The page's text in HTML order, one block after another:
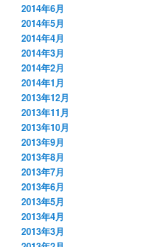
2014年6月
2014年5月
2014年4月
2014年3月
2014年2月
2014年1月
2013年12月
2013年11月
2013年10月
2013年9月
2013年8月
2013年7月
2013年6月
2013年5月
2013年4月
2013年3月